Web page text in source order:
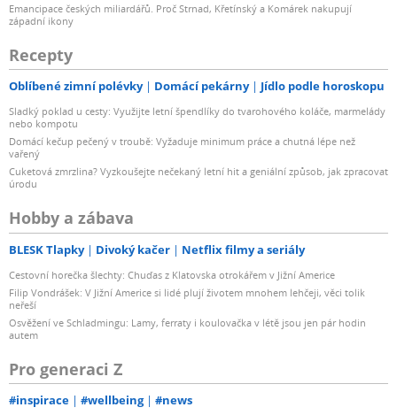
Emancipace českých miliardářů. Proč Strnad, Křetínský a Komárek nakupují
západní ikony
Recepty
Oblíbené zimní polévky Domácí pekárny Jídlo podle horoskopu
Sladký poklad u cesty: Využijte letní špendlíky do tvarohového koláče, marmelády
nebo kompotu
Domácí kečup pečený v troubě: Vyžaduje minimum práce a chutná lépe než
vařený
Cuketová zmrzlina? Vyzkoušejte nečekaný letní hit a geniální způsob, jak zpracovat
úrodu
Hobby a zábava
BLESK Tlapky Divoký kačer Netflix filmy a seriály
Cestovní horečka šlechty: Chuďas z Klatovska otrokářem v Jižní Americe
Filip Vondrášek: V Jižní Americe si lidé plují životem mnohem lehčeji, věci tolik
neřeší
Osvěžení ve Schladmingu: Lamy, ferraty i koulovačka v létě jsou jen pár hodin
autem
Pro generaci Z
#inspirace #wellbeing #news